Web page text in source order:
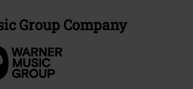
Group Company